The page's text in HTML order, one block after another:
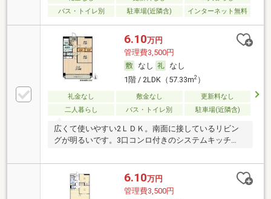
バス・トイレ別
駐車場(近隣含) インターネット無料
6.10万円
管理費3,500円
なし
なし
1階 / 2LDK（57.33m2）
礼金なし 敷金なし
更新料なし
二人暮らし
バス・トイレ別 駐車場(近隣含)
広くて使いやすい2ＬＤＫ。南面に接しているリビン
グが明るいです。3口コンロ付きのシステムキッチ
6.10万円
管理費3,500円